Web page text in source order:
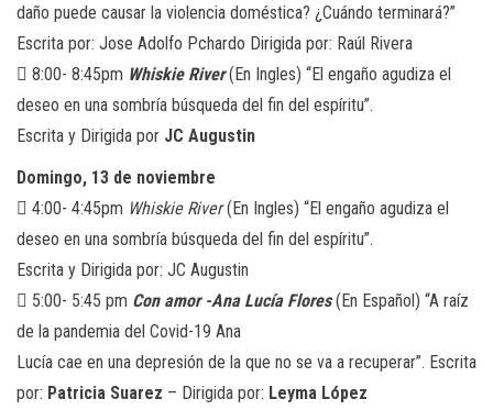
daño puede causar la violencia doméstica? ¿Cuándo terminará?”
Escrita por: Jose Adolfo Pchardo Dirigida por: Raúl Rivera
 8:00- 8:45pm Whiskie River(En Ingles) “El engaño agudiza el
deseo en una sombría búsqueda del fin del espíritu”.
Escrita y Dirigida por JC Augustin
Domingo, 13 de noviembre
 4:00- 4:45pm Whiskie River(En Ingles) “El engaño agudiza el
deseo en una sombría búsqueda del fin del espíritu”.
Escrita y Dirigida por: JC Augustin
 5:00- 5:45 pm Con amor -Ana Lucía Flores(En Español) “A raíz
de la pandemia del Covid-19 Ana
Lucía cae en una depresión de la que no se va a recuperar”. Escrita
por: Patricia Suarez – Dirigida por: Leyma López